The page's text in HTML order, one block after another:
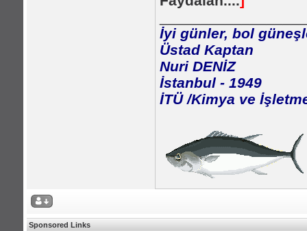
İyi günler, bol
Üstad Kaptan
Nuri DENİZ
İstanbul - 1949
İTÜ /Kimya ve
Sponsored Links